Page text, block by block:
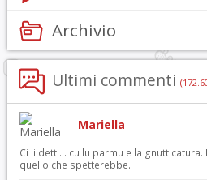
Archivio
Ultimi commenti
Mariella
Ci li detti… cu lu parmu e la
quello che spetterebbe.